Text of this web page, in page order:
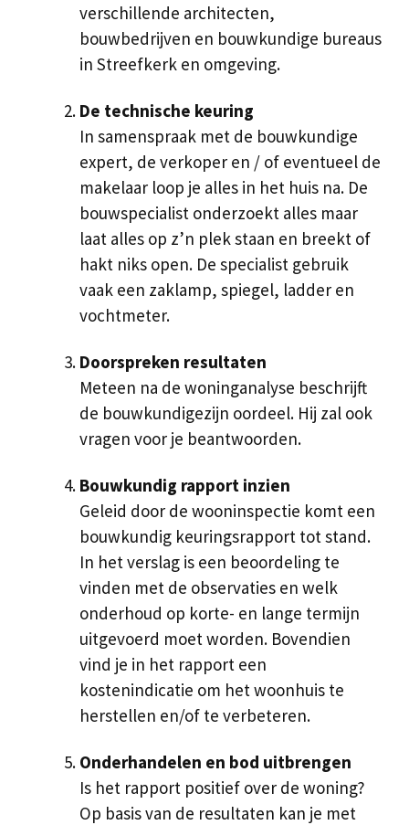
verschillende architecten,
bouwbedrijven en bouwkundige bureaus
in Streefkerk en omgeving.
De technische keuring
In samenspraak met de bouwkundige
expert, de verkoper en / of eventueel de
makelaar loop je alles in het huis na. De
bouwspecialist onderzoekt alles maar
laat alles op z’n plek staan en breekt of
hakt niks open. De specialist gebruik
vaak een zaklamp, spiegel, ladder en
vochtmeter.
Doorspreken resultaten
Meteen na de woninganalyse beschrijft
de bouwkundigezijn oordeel. Hij zal ook
vragen voor je beantwoorden.
Bouwkundig rapport inzien
Geleid door de wooninspectie komt een
bouwkundig keuringsrapport tot stand.
In het verslag is een beoordeling te
vinden met de observaties en welk
onderhoud op korte- en lange termijn
uitgevoerd moet worden. Bovendien
vind je in het rapport een
kostenindicatie om het woonhuis te
herstellen en/of te verbeteren.
Onderhandelen en bod uitbrengen
Is het rapport positief over de woning?
Op basis van de resultaten kan je met